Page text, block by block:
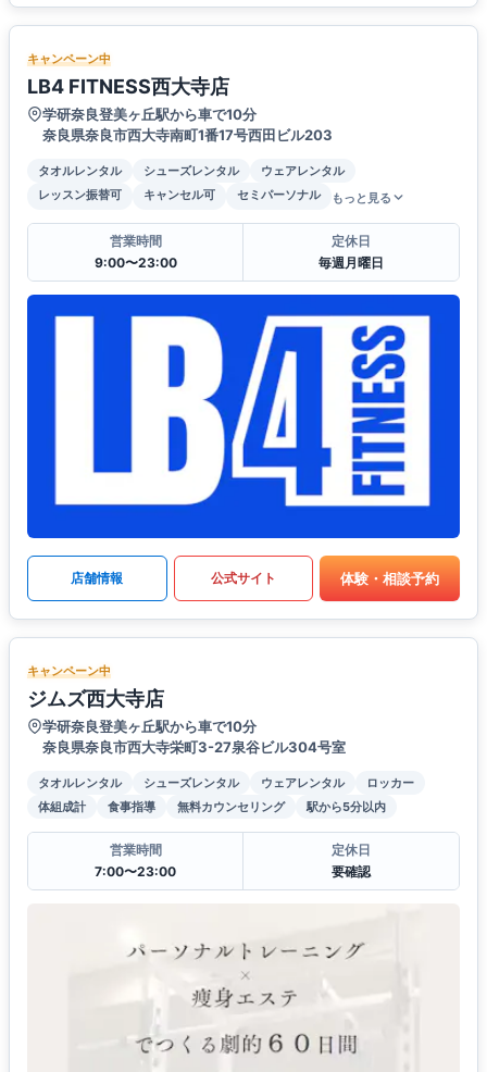
キャンペーン中
LB4 FITNESS西大寺店
学研奈良登美ヶ丘駅から車で10分
奈良県奈良市西大寺南町1番17号西田ビル203
タオルレンタル シューズレンタル
ウェアレンタル
レッスン振替可
キャンセル可 セミパーソナル もっと見る
営業時間
9:00〜23:00
定休日
毎週月曜日
店舗情報 公式サイト 体験・相談予約
キャンペーン中
ジムズ西大寺店
学研奈良登美ヶ丘駅から車で10分
奈良県奈良市西大寺栄町3-27泉谷ビル304号室
タオルレンタル シューズレンタル ウェアレンタル
ロッカー
体組成計
食事指導 無料カウンセリング 駅から5分以内
営業時間
7:00〜23:00
定休日
要確認